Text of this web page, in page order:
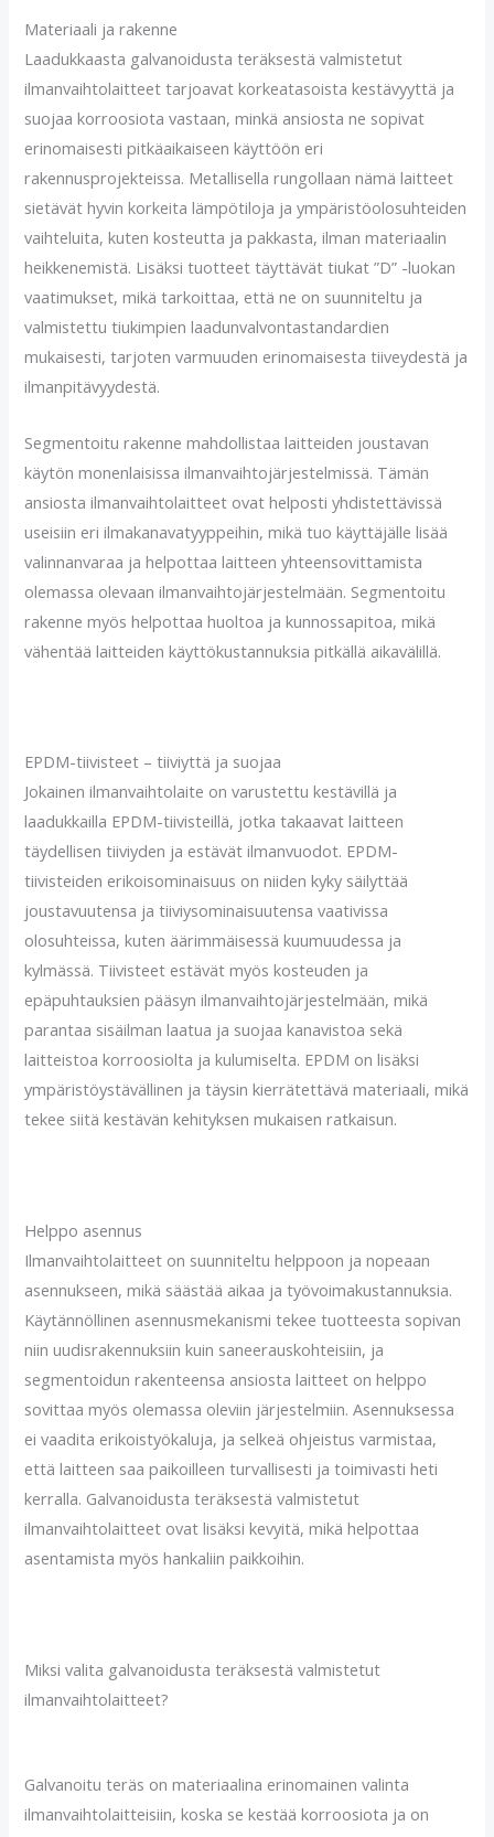
Materiaali ja rakenne
Laadukkaasta galvanoidusta teräksestä valmistetut
ilmanvaihtolaitteet tarjoavat korkeatasoista kestävyyttä ja
suojaa korroosiota vastaan, minkä ansiosta ne sopivat
erinomaisesti pitkäaikaiseen käyttöön eri
rakennusprojekteissa. Metallisella rungollaan nämä laitteet
sietävät hyvin korkeita lämpötiloja ja ympäristöolosuhteiden
vaihteluita, kuten kosteutta ja pakkasta, ilman materiaalin
heikkenemistä. Lisäksi tuotteet täyttävät tiukat ”D” -luokan
vaatimukset, mikä tarkoittaa, että ne on suunniteltu ja
valmistettu tiukimpien laadunvalvontastandardien
mukaisesti, tarjoten varmuuden erinomaisesta tiiveydestä ja
ilmanpitävyydestä.
Segmentoitu rakenne mahdollistaa laitteiden joustavan
käytön monenlaisissa ilmanvaihtojärjestelmissä. Tämän
ansiosta ilmanvaihtolaitteet ovat helposti yhdistettävissä
useisiin eri ilmakanavatyyppeihin, mikä tuo käyttäjälle lisää
valinnanvaraa ja helpottaa laitteen yhteensovittamista
olemassa olevaan ilmanvaihtojärjestelmään. Segmentoitu
rakenne myös helpottaa huoltoa ja kunnossapitoa, mikä
vähentää laitteiden käyttökustannuksia pitkällä aikavälillä.
EPDM-tiivisteet – tiiviyttä ja suojaa
Jokainen ilmanvaihtolaite on varustettu kestävillä ja
laadukkailla EPDM-tiivisteillä, jotka takaavat laitteen
täydellisen tiiviyden ja estävät ilmanvuodot. EPDM-
tiivisteiden erikoisominaisuus on niiden kyky säilyttää
joustavuutensa ja tiiviysominaisuutensa vaativissa
olosuhteissa, kuten äärimmäisessä kuumuudessa ja
kylmässä. Tiivisteet estävät myös kosteuden ja
epäpuhtauksien pääsyn ilmanvaihtojärjestelmään, mikä
parantaa sisäilman laatua ja suojaa kanavistoa sekä
laitteistoa korroosiolta ja kulumiselta. EPDM on lisäksi
ympäristöystävällinen ja täysin kierrätettävä materiaali, mikä
tekee siitä kestävän kehityksen mukaisen ratkaisun.
Helppo asennus
Ilmanvaihtolaitteet on suunniteltu helppoon ja nopeaan
asennukseen, mikä säästää aikaa ja työvoimakustannuksia.
Käytännöllinen asennusmekanismi tekee tuotteesta sopivan
niin uudisrakennuksiin kuin saneerauskohteisiin, ja
segmentoidun rakenteensa ansiosta laitteet on helppo
sovittaa myös olemassa oleviin järjestelmiin. Asennuksessa
ei vaadita erikoistyökaluja, ja selkeä ohjeistus varmistaa,
että laitteen saa paikoilleen turvallisesti ja toimivasti heti
kerralla. Galvanoidusta teräksestä valmistetut
ilmanvaihtolaitteet ovat lisäksi kevyitä, mikä helpottaa
asentamista myös hankaliin paikkoihin.
Miksi valita galvanoidusta teräksestä valmistetut
ilmanvaihtolaitteet?
Galvanoitu teräs on materiaalina erinomainen valinta
ilmanvaihtolaitteisiin, koska se kestää korroosiota ja on